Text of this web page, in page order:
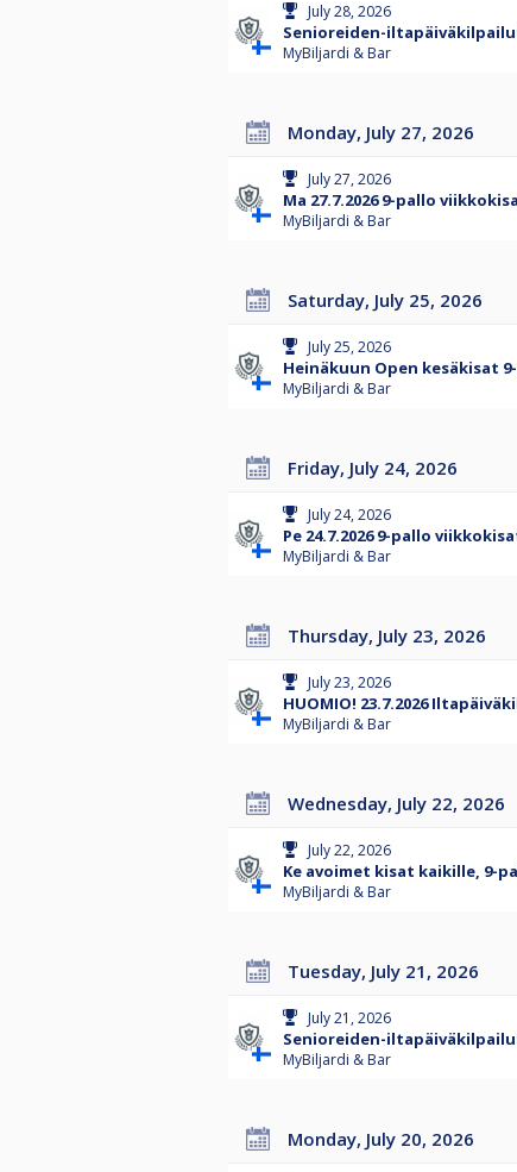
July 28, 2026
Senioreiden-
MyBiljardi & Bar
Monday, July 27, 2026
July 27, 2026
Ma 27.7.2026 9-pallo
MyBiljardi & Bar
Saturday, July 25, 2026
July 25, 2026
Heinäkuun Open kesäkisat 9-
MyBiljardi & Bar
Friday, July 24, 2026
July 24, 2026
Pe 24.7.2026 9-pallo
MyBiljardi & Bar
Thursday, July 23, 2026
July 23, 2026
HUOMIO! 23.7.2026
MyBiljardi & Bar
Wednesday, July 22, 2026
July 22, 2026
Ke avoimet kisat kaikille, 9-
MyBiljardi & Bar
Tuesday, July 21, 2026
July 21, 2026
Senioreiden-
MyBiljardi & Bar
Monday, July 20, 2026